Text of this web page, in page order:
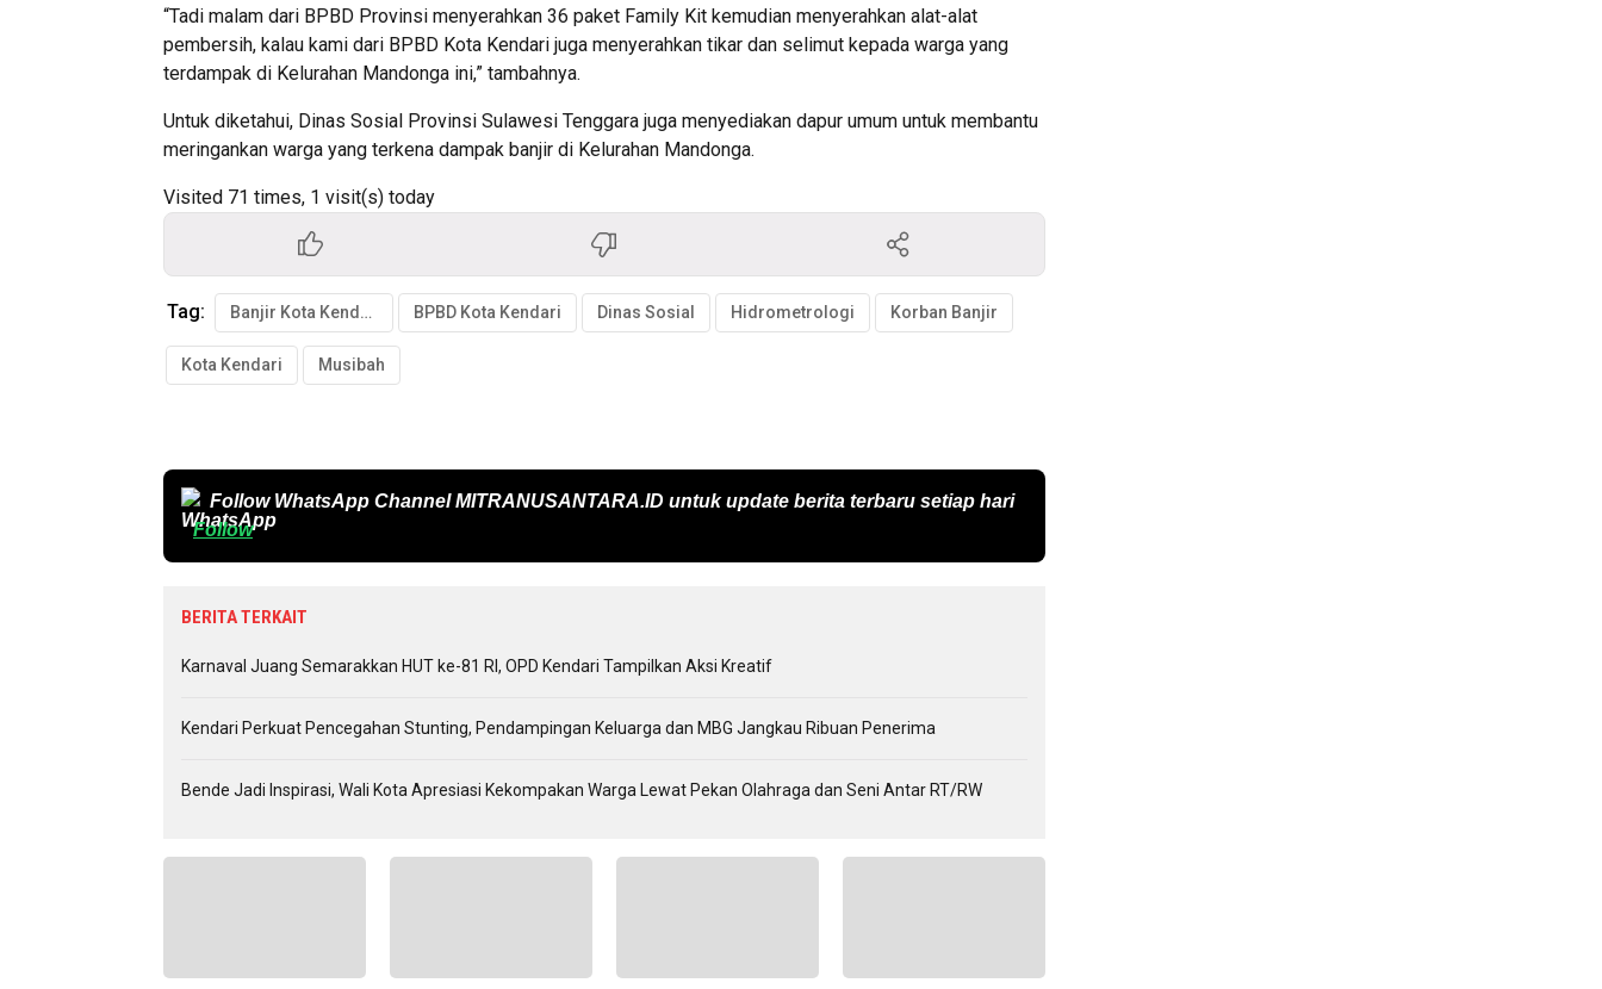
“Tadi malam dari BPBD Provinsi menyerahkan 36 paket Family Kit kemudian menyerahkan alat-alat
pembersih, kalau kami dari BPBD Kota Kendari juga menyerahkan tikar dan selimut kepada warga yang
terdampak di Kelurahan Mandonga ini,” tambahnya.
Untuk diketahui, Dinas Sosial Provinsi Sulawesi Tenggara juga menyediakan dapur umum untuk membantu
meringankan warga yang terkena dampak banjir di Kelurahan Mandonga.
Visited 71 times, 1 visit(s) today
Tag: Banjir Kota Kendari BPBD Kota Kendari Dinas Sosial Hidrometrologi Korban Banjir
Kota Kendari Musibah
Follow WhatsApp ChannelMITRANUSANTARA.ID untuk update berita terbaru setiap hari
Follow
BERITA TERKAIT
Karnaval Juang Semarakkan HUT ke-81 RI, OPD Kendari Tampilkan Aksi Kreatif
Kendari Perkuat Pencegahan Stunting, Pendampingan Keluarga dan MBG Jangkau Ribuan Penerima
Bende Jadi Inspirasi, Wali Kota Apresiasi Kekompakan Warga Lewat Pekan Olahraga dan Seni Antar RT/RW